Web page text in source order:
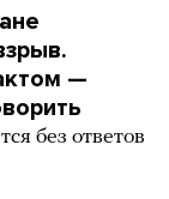
—
без ответов